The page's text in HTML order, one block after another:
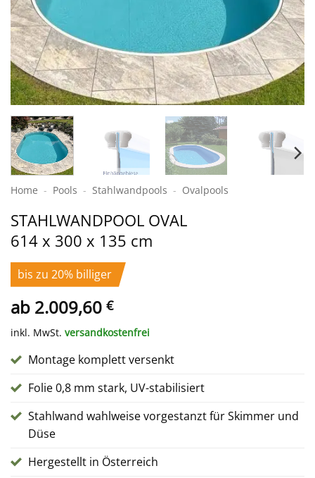
Home - Pools - Stahlwand­pools - Ovalpools
STAHL­WAND­POOL OVAL
614 x 300 x 135 cm
bis zu 20% billiger
ab 2.009,60 €
inkl. MwSt. versandkostenfrei
Montage komplett versenkt
Folie 0,8 mm stark, UV-stabilisiert
Stahlwand wahlweise vorgestanzt für Skimmer und
Düse
Hergestellt in Österreich